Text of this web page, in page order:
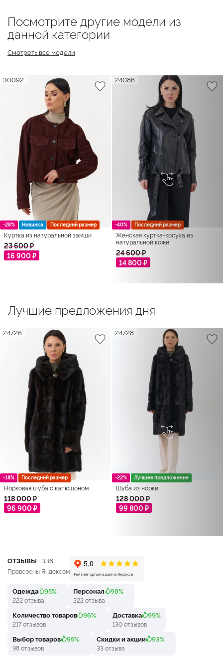
Посмотрите другие модели из
данной категории
Смотреть все модели
-28% Новинка Последний размер
30092
Куртка из натуральной замши
23 600 ₽
16 900 ₽
-40% Последний размер
24086
Женская куртка-косуха из
натуральной кожи
24 600 ₽
14 800 ₽
Лучшие предложения дня
-18% Последний размер
24726
Норковая шуба с капюшоном
118 000 ₽
96 900 ₽
-22% Лучшее предложение
24728
Шуба из норки
128 000 ₽
99 800 ₽
ОТЗЫВЫ ·336
Проверены Яндексом
Одежда 95%
222 отзыва
Персонал 98%
222 отзыва
Количество товаров 96%
217 отзывов
Доставка 99%
130 отзывов
Выбор товаров 95%
98 отзывов
Скидки и акции 93%
33 отзыва